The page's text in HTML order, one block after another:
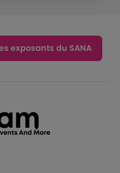
exposants du SANA